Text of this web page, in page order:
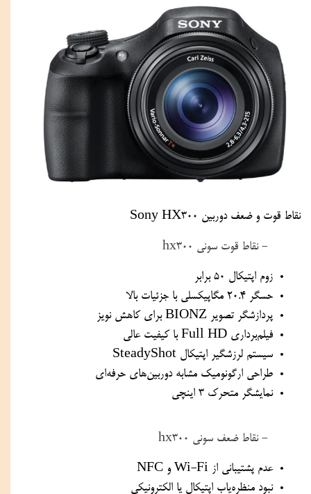
نقاط قوت و ضعف دوربین Sony HX300
- نقاط قوت سونی hx300
زوم اپتیکال 50 برابر
حسگر 20.4 مگاپیکسلی با جزئیات بالا
پردازشگر تصویر BIONZ برای کاهش نویز
فیلم‌برداری Full HD با کیفیت عالی
سیستم لرزشگیر اپتیکال SteadyShot
طراحی ارگونومیک مشابه دوربین‌های حرفه‌ای
نمایشگر متحرک 3 اینچی
- نقاط ضعف سونی hx300
عدم پشتیبانی از Wi-Fi و NFC
نبود منظره‌یاب اپتیکال یا الکترونیکی